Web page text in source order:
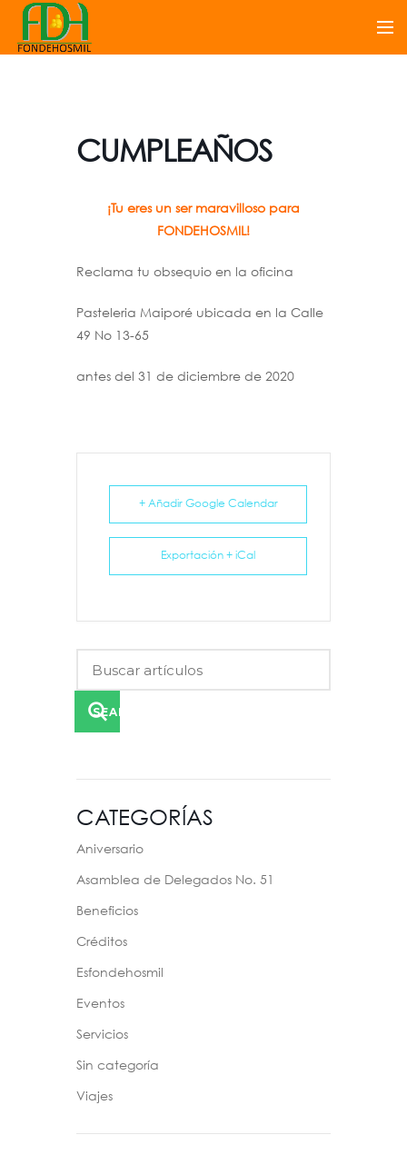
CUMPLEAÑOS
¡Tu eres un ser maravilloso para
FONDEHOSMIL!
Reclama tu obsequio en la oficina
Pasteleria Maiporé ubicada en la Calle
49 No 13-65
antes del 31 de diciembre de 2020
+ Añadir Google Calendar
Exportación + iCal
SEARCH
CATEGORÍAS
Aniversario
Asamblea de Delegados No. 51
Beneficios
Créditos
Esfondehosmil
Eventos
Servicios
Sin categoría
Viajes